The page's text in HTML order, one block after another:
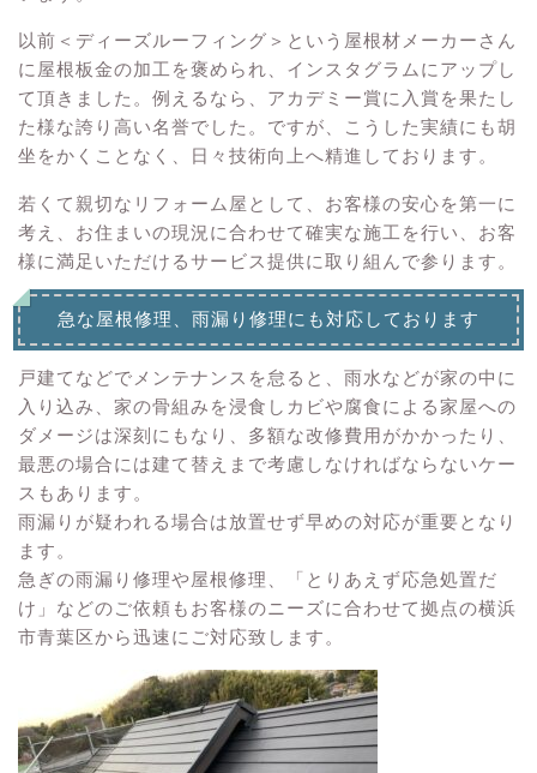
以前＜ディーズルーフィング＞という屋根材メーカーさん
に屋根板金の加工を褒められ、インスタグラムにアップし
て頂きました。例えるなら、アカデミー賞に入賞を果たし
た様な誇り高い名誉でした。ですが、こうした実績にも胡
坐をかくことなく、日々技術向上へ精進しております。
若くて親切なリフォーム屋として、お客様の安心を第一に
考え、お住まいの現況に合わせて確実な施工を行い、お客
様に満足いただけるサービス提供に取り組んで参ります。
急な屋根修理、雨漏り修理にも対応しております
戸建てなどでメンテナンスを怠ると、雨水などが家の中に
入り込み、家の骨組みを浸食しカビや腐食による家屋への
ダメージは深刻にもなり、多額な改修費用がかかったり、
最悪の場合には建て替えまで考慮しなければならないケー
スもあります。
雨漏りが疑われる場合は放置せず早めの対応が重要となり
ます。
急ぎの雨漏り修理や屋根修理、「とりあえず応急処置だ
け」などのご依頼もお客様のニーズに合わせて拠点の横浜
市青葉区から迅速にご対応致します。